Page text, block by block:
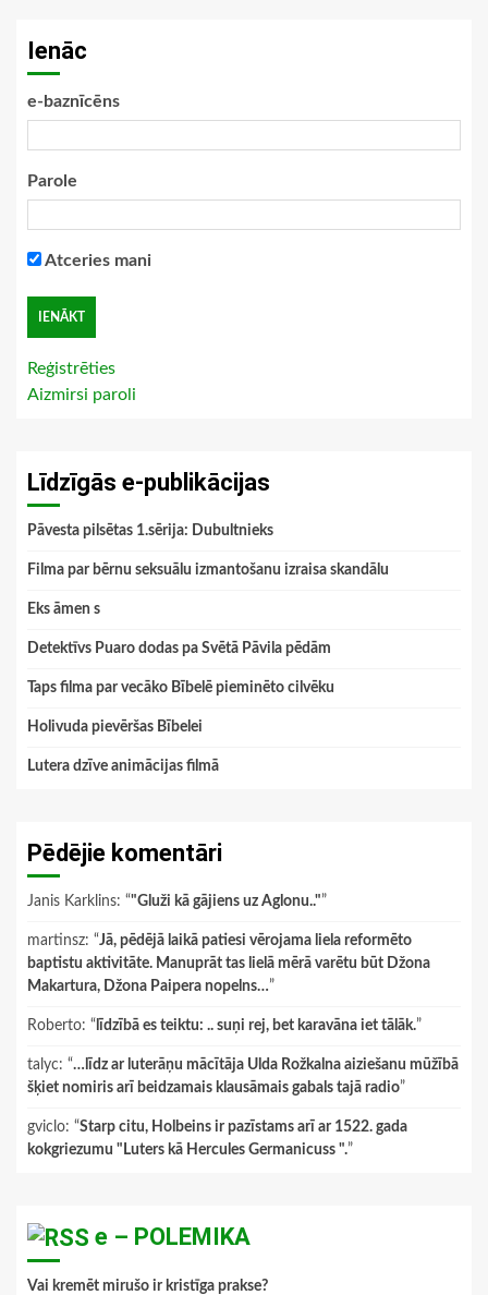
Ienāc
e-baznīcēns
Parole
Atceries mani
Reģistrēties
Aizmirsi paroli
Līdzīgās e-publikācijas
Pāvesta pilsētas 1.sērija: Dubultnieks
Filma par bērnu seksuālu izmantošanu izraisa skandālu
Eks āmen s
Detektīvs Puaro dodas pa Svētā Pāvila pēdām
Taps filma par vecāko Bībelē pieminēto cilvēku
Holivuda pievēršas Bībelei
Lutera dzīve animācijas filmā
Pēdējie komentāri
Janis Karklins: “"Gluži kā gājiens uz Aglonu.."”
martinsz: “Jā, pēdējā laikā patiesi vērojama liela reformēto
baptistu aktivitāte. Manuprāt tas lielā mērā varētu būt Džona
Makartura, Džona Paipera nopelns…”
Roberto: “ līdzībā es teiktu: .. suņi rej, bet karavāna iet tālāk.”
talyc: “…līdz ar luterāņu mācītāja Ulda Rožkalna aiziešanu mūžībā
šķiet nomiris arī beidzamais klausāmais gabals tajā radio”
gviclo: “Starp citu, Holbeins ir pazīstams arī ar 1522. gada
kokgriezumu "Luters kā Hercules Germanicuss ".”
e – POLEMIKA
Vai kremēt mirušo ir kristīga prakse?